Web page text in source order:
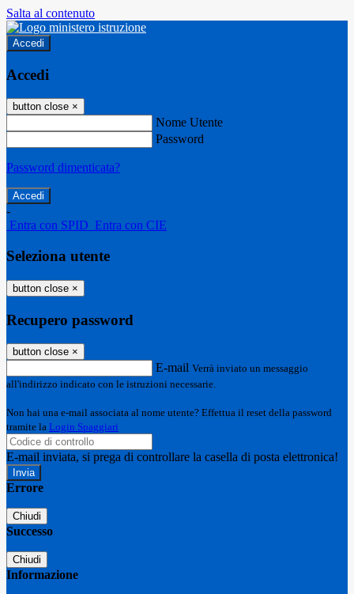
Salta al contenuto
Accedi
Accedi
button close ×
Nome Utente
Password
Password dimenticata?
-
Entra con SPID Entra con CIE
Seleziona utente
button close ×
Recupero password
button close ×
E-mail Verrà inviato un messaggio
all'indirizzo indicato con le istruzioni necessarie.
Non hai una e-mail associata al nome utente? Effettua il reset della password
tramite la Login Spaggiari
E-mail inviata, si prega di controllare la casella di posta elettronica!
Errore
Chiudi
Successo
Chiudi
Informazione